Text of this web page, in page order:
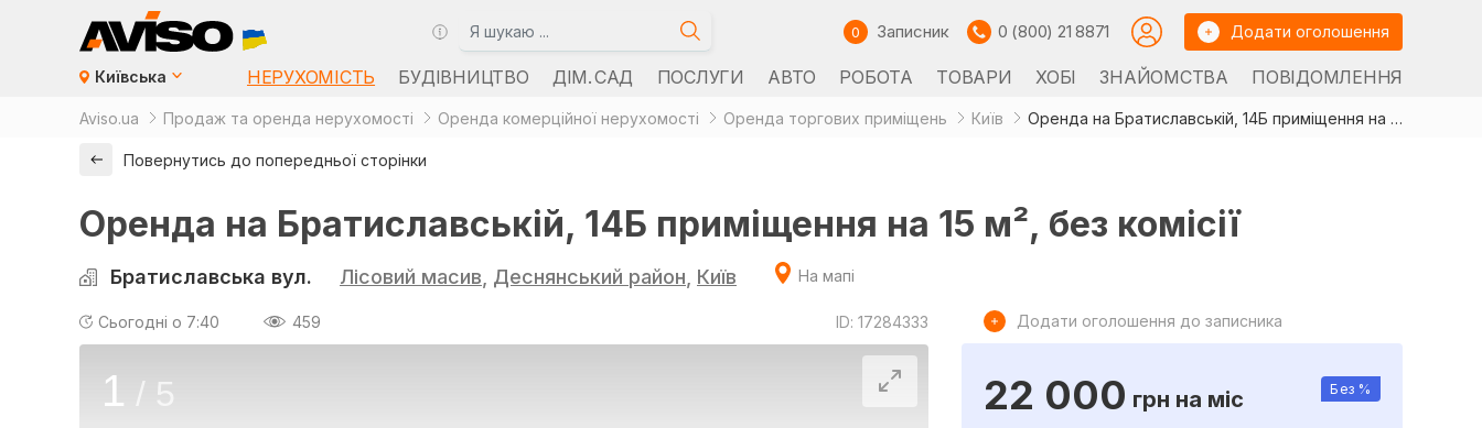
0 Записник 0 (800) 21 8871 Додати оголошення
Київська НЕРУХОМІСТЬ БУДІВНИЦТВО ДІМ. САД ПОСЛУГИ АВТО РОБОТА ТОВАРИ ХОБІ ЗНАЙОМСТВА ПОВІДОМЛЕННЯ
Aviso.ua Продаж та оренда нерухомості Оренда комерційної нерухомості Оренда торгових приміщень Київ Оренда на Братиславській, 14Б приміщення на 15 м², без комісії
Повернутись до попередньої сторінки
Оренда на Братиславській, 14Б приміщення на 15 м², без комісії
Братиславська вул. Лісовий масив Деснянський район Київ На мапі
Сьогодні о 7:40 459 ID: 17284333
1 / 5
Додати оголошення до записника
22 000 грн на міс Без %